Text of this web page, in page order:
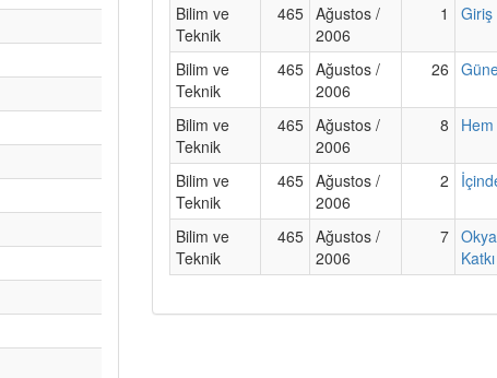
Bilim ve
Teknik
465 Ağustos /
2006
1 Giriş
Bilim ve
Teknik
465 Ağustos /
2006
26
Bilim ve
Teknik
465 Ağustos /
2006
8 Hem
Bilim ve
Teknik
465 Ağustos /
2006
2
Bilim ve
Teknik
465 Ağustos /
2006
7
Katkı